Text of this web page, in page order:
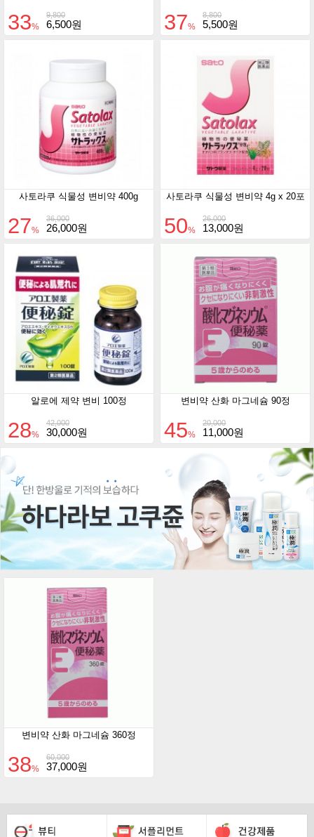
9,800
33% 6,500원
8,800
37% 5,500원
사토라쿠 식물성 변비약 400g
36,000
27% 26,000원
사토라쿠 식물성 변비약 4g x 20포
26,000
50% 13,000원
알로에 제약 변비 100정
42,000
28% 30,000원
변비약 산화 마그네슘 90정
20,000
45% 11,000원
변비약 산화 마그네슘 360정
60,000
38% 37,000원